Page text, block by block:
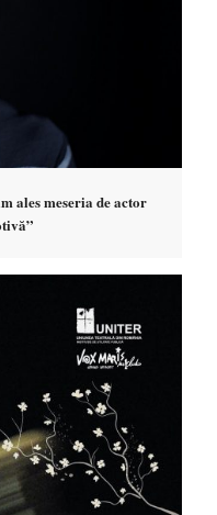
ales meseria de actor